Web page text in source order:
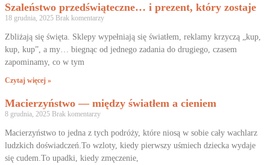
Szaleństwo przedświąteczne… i prezent, który zostaje
18 grudnia, 2025 Brak komentarzy
Zbliżają się święta. Sklepy wypełniają się światłem, reklamy krzyczą „kup,
kup, kup”, a my… biegnąc od jednego zadania do drugiego, czasem
zapominamy, co w tym
Czytaj więcej »
Macierzyństwo — między światłem a cieniem
8 grudnia, 2025 Brak komentarzy
Macierzyństwo to jedna z tych podróży, które niosą w sobie cały wachlarz
ludzkich doświadczeń.To wzloty, kiedy pierwszy uśmiech dziecka wydaje
się cudem.To upadki, kiedy zmęczenie,